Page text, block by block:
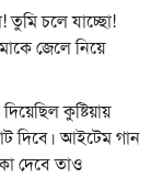
তুমি চলে যাচ্ছো!
জেলে নিয়ে
কুষ্টিয়ায়
দিবে। আইটেম গান
দেবে তাও